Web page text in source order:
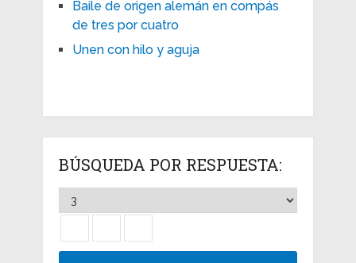
Baile de origen alemán en compás
de tres por cuatro
Unen con hilo y aguja
BÚSQUEDA POR RESPUESTA: